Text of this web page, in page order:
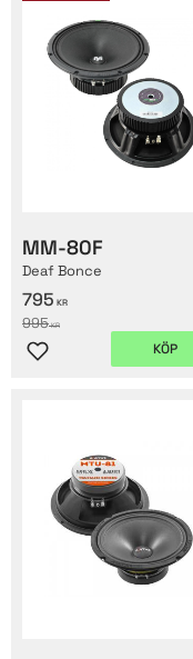
MM-80F
Deaf Bonce
795 KR
995KR
Lägg till i favoriter
KÖP